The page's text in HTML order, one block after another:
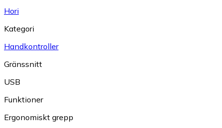
Hori
Kategori
Handkontroller
Gränssnitt
USB
Funktioner
Ergonomiskt grepp